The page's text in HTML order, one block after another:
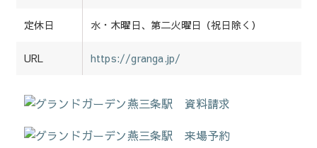
定休日 水・木曜日、第二火曜日（祝日除く）
URL https://granga.jp/